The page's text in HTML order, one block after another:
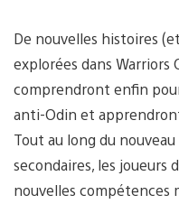
De nouvelles histoires
explorées dans Warriors
comprendront enfin
anti-Odin et
Tout au long du
secondaires, les
nouvelles compétences